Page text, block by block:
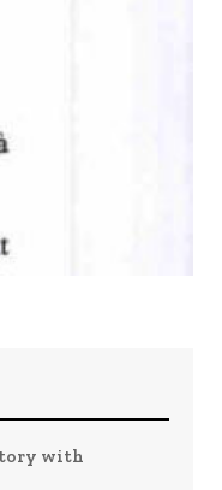
with